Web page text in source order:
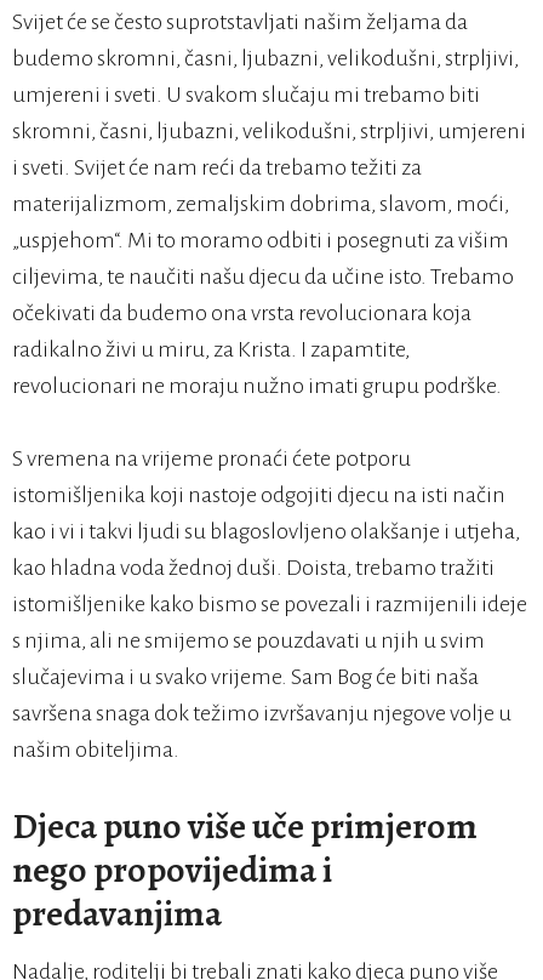
Svijet će se često suprotstavljati našim željama da
budemo skromni, časni, ljubazni, velikodušni, strpljivi,
umjereni i sveti. U svakom slučaju mi trebamo biti
skromni, časni, ljubazni, velikodušni, strpljivi, umjereni
i sveti. Svijet će nam reći da trebamo težiti za
materijalizmom, zemaljskim dobrima, slavom, moći,
„uspjehom“. Mi to moramo odbiti i posegnuti za višim
ciljevima, te naučiti našu djecu da učine isto. Trebamo
očekivati da budemo ona vrsta revolucionara koja
radikalno živi u miru, za Krista. I zapamtite,
revolucionari ne moraju nužno imati grupu podrške.
S vremena na vrijeme pronaći ćete potporu
istomišljenika koji nastoje odgojiti djecu na isti način
kao i vi i takvi ljudi su blagoslovljeno olakšanje i utjeha,
kao hladna voda žednoj duši. Doista, trebamo tražiti
istomišljenike kako bismo se povezali i razmijenili ideje
s njima, ali ne smijemo se pouzdavati u njih u svim
slučajevima i u svako vrijeme. Sam Bog će biti naša
savršena snaga dok težimo izvršavanju njegove volje u
našim obiteljima.
Djeca puno više uče primjerom
nego propovijedima i
predavanjima
Nadalje, roditelji bi trebali znati kako djeca puno više